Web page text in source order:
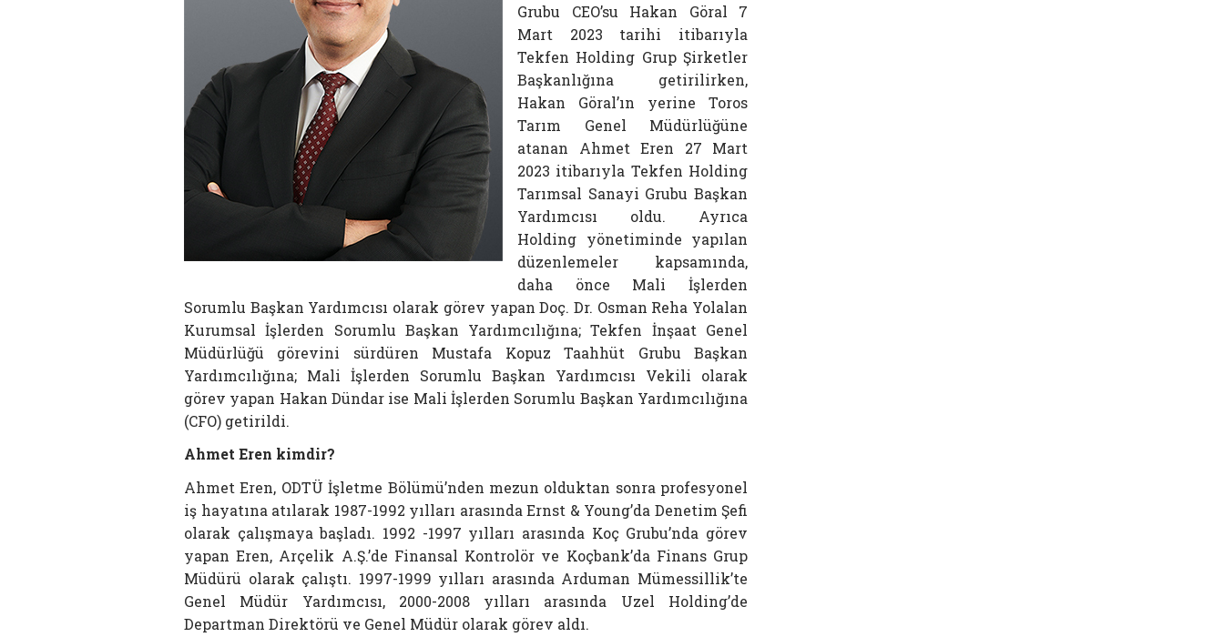
Grubu CEO’su Hakan Göral 7
Mart 2023 tarihi itibarıyla
Tekfen Holding Grup Şirketler
Başkanlığına getirilirken,
Hakan Göral’ın yerine Toros
Tarım Genel Müdürlüğüne
atanan Ahmet Eren 27 Mart
2023 itibarıyla Tekfen Holding
Tarımsal Sanayi Grubu Başkan
Yardımcısı oldu. Ayrıca
Holding yönetiminde yapılan
düzenlemeler kapsamında,
daha önce Mali İşlerden
Sorumlu Başkan Yardımcısı olarak görev yapan Doç. Dr. Osman Reha Yolalan
Kurumsal İşlerden Sorumlu Başkan Yardımcılığına; Tekfen İnşaat Genel
Müdürlüğü görevini sürdüren Mustafa Kopuz Taahhüt Grubu Başkan
Yardımcılığına; Mali İşlerden Sorumlu Başkan Yardımcısı Vekili olarak
görev yapan Hakan Dündar ise Mali İşlerden Sorumlu Başkan Yardımcılığına
(CFO) getirildi.
Ahmet Eren kimdir?
Ahmet Eren, ODTÜ İşletme Bölümü’nden mezun olduktan sonra profesyonel
iş hayatına atılarak 1987-1992 yılları arasında Ernst & Young’da Denetim Şefi
olarak çalışmaya başladı. 1992 -1997 yılları arasında Koç Grubu’nda görev
yapan Eren, Arçelik A.Ş.’de Finansal Kontrolör ve Koçbank’da Finans Grup
Müdürü olarak çalıştı. 1997-1999 yılları arasında Arduman Mümessillik’te
Genel Müdür Yardımcısı, 2000-2008 yılları arasında Uzel Holding’de
Departman Direktörü ve Genel Müdür olarak görev aldı.